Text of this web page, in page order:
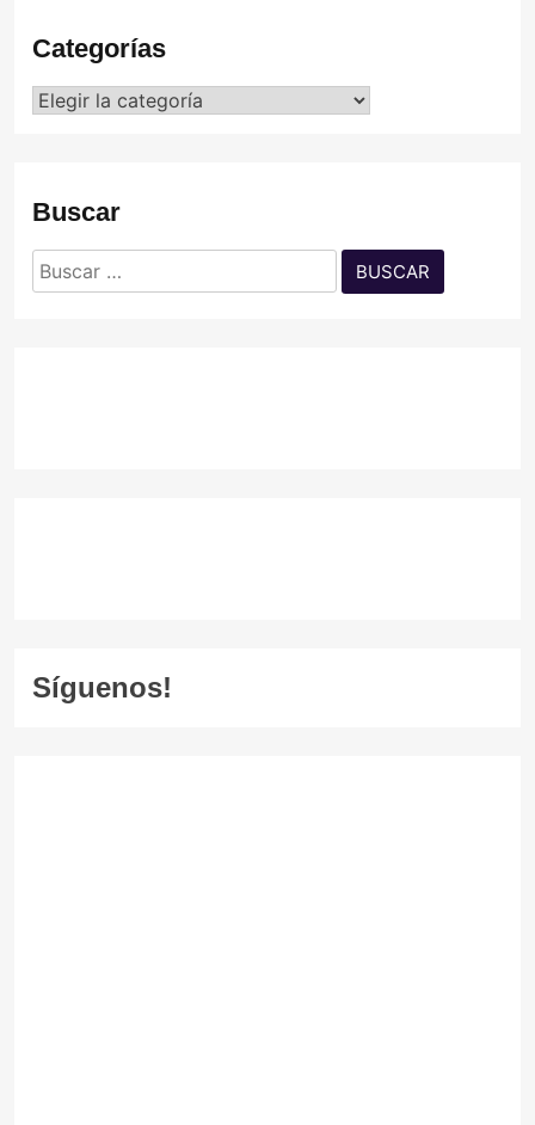
Categorías
Categorías
Buscar
Buscar:
Síguenos!